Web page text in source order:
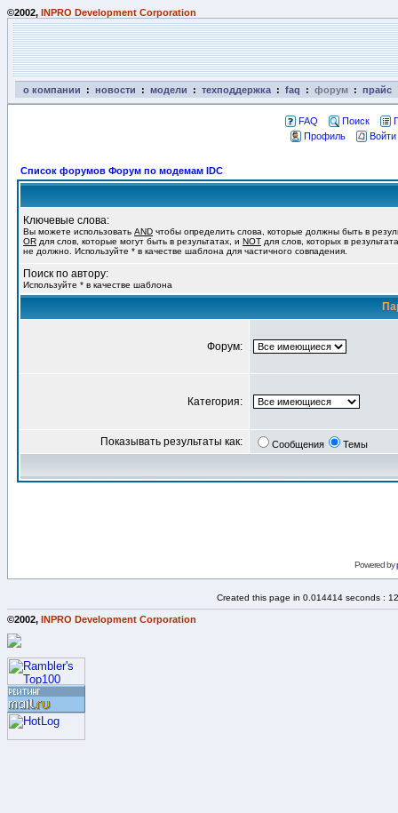
©2002, INPRO Development Corporation
о компании : новости : модели : техподдержка : faq : форум : прайс
FAQ Поиск
Профиль
Список форумов Форум по модемам IDC
Ключевые слова:
Вы можете использовать AND чтобы определить слова, которые должны быть в
OR для слов, которые могут быть в результатах, и NOT для слов, которых в
не должно. Используйте * в качестве шаблона для частичного совпадения.
Поиск по автору:
Используйте * в качестве шаблона
Форум:
Категория:
Показывать результаты как: Сообщения Темы
Powered by
Created this page in 0.014414 seconds :
©2002, INPRO Development Corporation